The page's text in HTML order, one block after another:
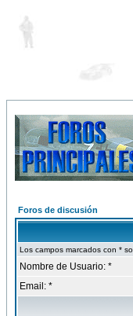
Foros de discusión
Los campos marcados con *
Nombre de Usuario: *
Email: *